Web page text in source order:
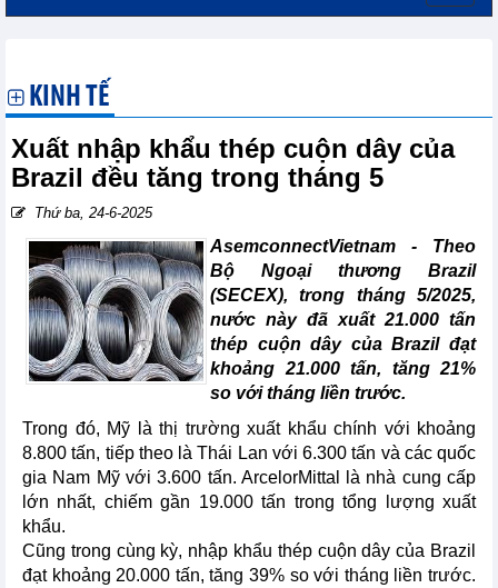
KINH TẾ
Xuất nhập khẩu thép cuộn dây của
Brazil đều tăng trong tháng 5
Thứ ba, 24-6-2025
AsemconnectVietnam - Theo
Bộ Ngoại thương Brazil
(SECEX), trong tháng 5/2025,
nước này đã xuất 21.000 tấn
thép cuộn dây của Brazil đạt
khoảng 21.000 tấn, tăng 21%
so với tháng liền trước.
Trong đó, Mỹ là thị trường xuất khẩu chính với khoảng
8.800 tấn, tiếp theo là Thái Lan với 6.300 tấn và các quốc
gia Nam Mỹ với 3.600 tấn. ArcelorMittal là nhà cung cấp
lớn nhất, chiếm gần 19.000 tấn trong tổng lượng xuất
khẩu.
Cũng trong cùng kỳ, nhập khẩu thép cuộn dây của Brazil
đạt khoảng 20.000 tấn, tăng 39% so với tháng liền trước.